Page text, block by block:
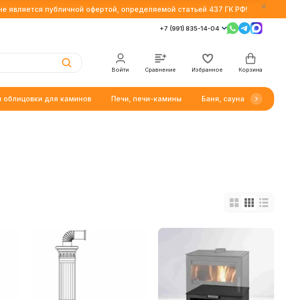
является публичной офертой, определяемой статьей 437 ГК РФ!
+7 (991) 835-14-04
Войти Сравнение Избранное Корзина
облицовки для каминов Печи, печи-камины Баня, сауна